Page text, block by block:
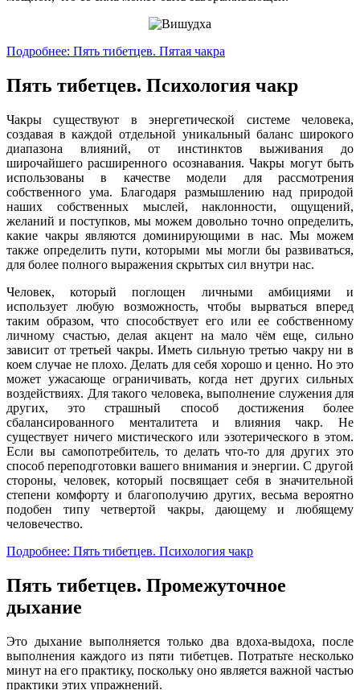
Подробнее: Пять тибетцев. Пятая чакра
Пять тибетцев. Психология чакр
Чакры существуют в энергетической системе человека,
создавая в каждой отдельной уникальный баланс широкого
диапазона влияний, от инстинктов выживания до
широчайшего расширенного осознавания. Чакры могут быть
использованы в качестве модели для рассмотрения
собственного ума. Благодаря размышлению над природой
наших собственных мыслей, наклонности, ощущений,
желаний и поступков, мы можем довольно точно определить,
какие чакры являются доминирующими в нас. Мы можем
также определить пути, которыми мы могли бы развиваться,
для более полного выражения скрытых сил внутри нас.
Человек, который поглощен личными амбициями и
использует любую возможность, чтобы вырваться вперед
таким образом, что способствует его или ее собственному
личному счастью, делая акцент на мало чём еще, сильно
зависит от третьей чакры. Иметь сильную третью чакру ни в
коем случае не плохо. Делать для себя хорошо и ценно. Но это
может ужасающе ограничивать, когда нет других сильных
воздействиях. Для такого человека, выполнение служения для
других, это страшный способ достижения более
сбалансированного менталитета и влияния чакр. Не
существует ничего мистического или эзотерического в этом.
Если вы самопотребитель, то делать что-то для других это
способ переподготовки вашего внимания и энергии. С другой
стороны, человек, который посвящает себя в значительной
степени комфорту и благополучию других, весьма вероятно
подобен типу четвертой чакры, дающему и любящему
человечество.
Подробнее: Пять тибетцев. Психология чакр
Пять тибетцев. Промежуточное
дыхание
Это дыхание выполняется только два вдоха-выдоха, после
выполнения каждого из пяти тибетцев. Потратьте несколько
минут на его практику, поскольку оно является важной частью
практики этих упражнений.